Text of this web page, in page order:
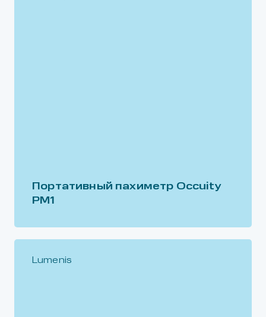
Портативный пахиметр Occuity
PM1
Lumenis